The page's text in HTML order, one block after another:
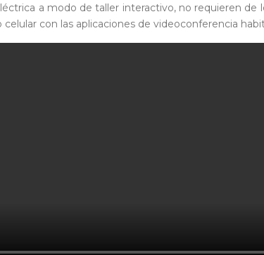
a modo de taller interactivo, no requieren de
celular con las aplicaciones de videoconferencia